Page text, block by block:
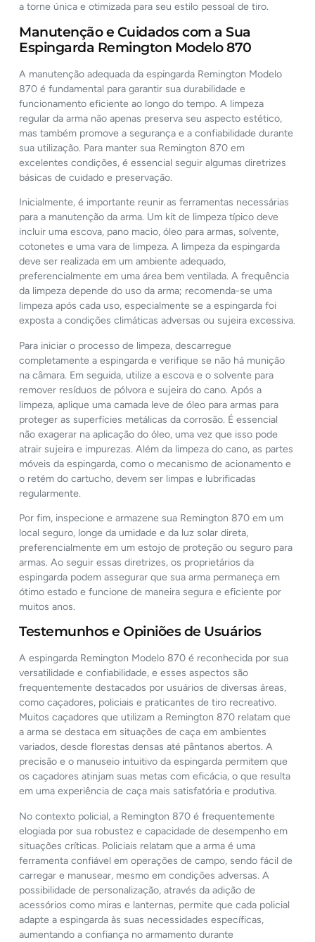
a torne única e otimizada para seu estilo pessoal de tiro.
Manutenção e Cuidados com a Sua
Espingarda Remington Modelo 870
A manutenção adequada da espingarda Remington Modelo
870 é fundamental para garantir sua durabilidade e
funcionamento eficiente ao longo do tempo. A limpeza
regular da arma não apenas preserva seu aspecto estético,
mas também promove a segurança e a confiabilidade durante
sua utilização. Para manter sua Remington 870 em
excelentes condições, é essencial seguir algumas diretrizes
básicas de cuidado e preservação.
Inicialmente, é importante reunir as ferramentas necessárias
para a manutenção da arma. Um kit de limpeza típico deve
incluir uma escova, pano macio, óleo para armas, solvente,
cotonetes e uma vara de limpeza. A limpeza da espingarda
deve ser realizada em um ambiente adequado,
preferencialmente em uma área bem ventilada. A frequência
da limpeza depende do uso da arma; recomenda-se uma
limpeza após cada uso, especialmente se a espingarda foi
exposta a condições climáticas adversas ou sujeira excessiva.
Para iniciar o processo de limpeza, descarregue
completamente a espingarda e verifique se não há munição
na câmara. Em seguida, utilize a escova e o solvente para
remover resíduos de pólvora e sujeira do cano. Após a
limpeza, aplique uma camada leve de óleo para armas para
proteger as superfícies metálicas da corrosão. É essencial
não exagerar na aplicação do óleo, uma vez que isso pode
atrair sujeira e impurezas. Além da limpeza do cano, as partes
móveis da espingarda, como o mecanismo de acionamento e
o retém do cartucho, devem ser limpas e lubrificadas
regularmente.
Por fim, inspecione e armazene sua Remington 870 em um
local seguro, longe da umidade e da luz solar direta,
preferencialmente em um estojo de proteção ou seguro para
armas. Ao seguir essas diretrizes, os proprietários da
espingarda podem assegurar que sua arma permaneça em
ótimo estado e funcione de maneira segura e eficiente por
muitos anos.
Testemunhos e Opiniões de Usuários
A espingarda Remington Modelo 870 é reconhecida por sua
versatilidade e confiabilidade, e esses aspectos são
frequentemente destacados por usuários de diversas áreas,
como caçadores, policiais e praticantes de tiro recreativo.
Muitos caçadores que utilizam a Remington 870 relatam que
a arma se destaca em situações de caça em ambientes
variados, desde florestas densas até pântanos abertos. A
precisão e o manuseio intuitivo da espingarda permitem que
os caçadores atinjam suas metas com eficácia, o que resulta
em uma experiência de caça mais satisfatória e produtiva.
No contexto policial, a Remington 870 é frequentemente
elogiada por sua robustez e capacidade de desempenho em
situações críticas. Policiais relatam que a arma é uma
ferramenta confiável em operações de campo, sendo fácil de
carregar e manusear, mesmo em condições adversas. A
possibilidade de personalização, através da adição de
acessórios como miras e lanternas, permite que cada policial
adapte a espingarda às suas necessidades específicas,
aumentando a confiança no armamento durante